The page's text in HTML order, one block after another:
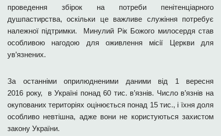
проведення збірок на потреби пенітенціарного
душпастирства, оскільки це важливе служіння потребує
належної підтримки. Минулий Рік Божого милосердя став
особливою нагодою для оживлення місії Церкви для
ув’язнених.
За останніми оприлюдненими даними від 1 вересня
2016 року, в Україні понад 60 тис. в’язнів. Число в’язнів на
окупованих територіях оцінюється понад 15 тис., і їхня доля
особливо невтішна, адже вони не користуються захистом
закону України.